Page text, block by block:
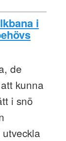
i
de
kunna
i snö